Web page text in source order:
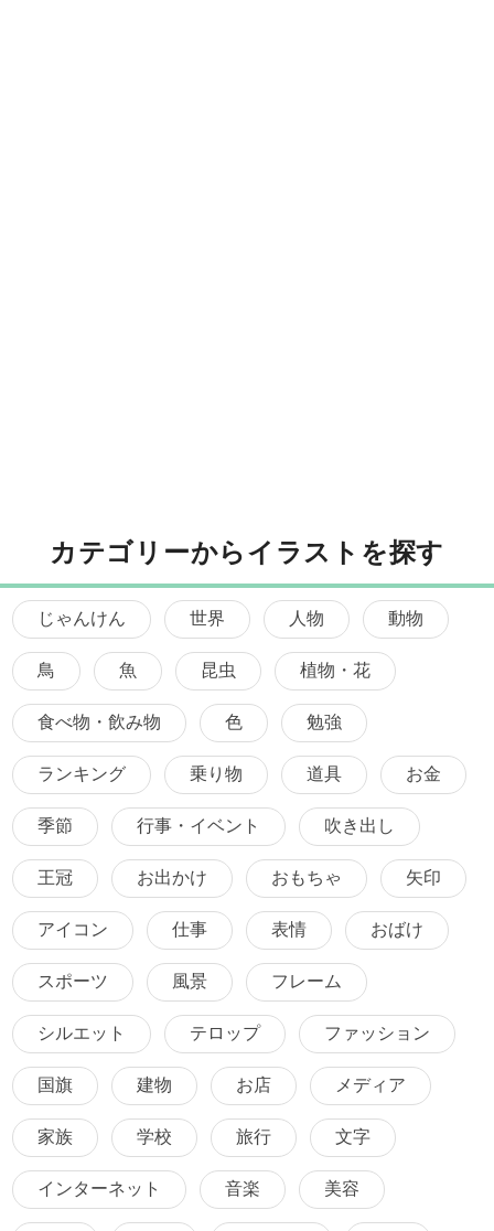
カテゴリーからイラストを探す
じゃんけん 世界 人物 動物
鳥 魚 昆虫 植物・花
食べ物・飲み物 色 勉強
ランキング 乗り物 道具 お金
季節 行事・イベント 吹き出し
王冠 お出かけ おもちゃ 矢印
アイコン 仕事 表情 おばけ
スポーツ 風景 フレーム
シルエット テロップ ファッション
国旗 建物 お店 メディア
家族 学校 旅行 文字
インターネット 音楽 美容